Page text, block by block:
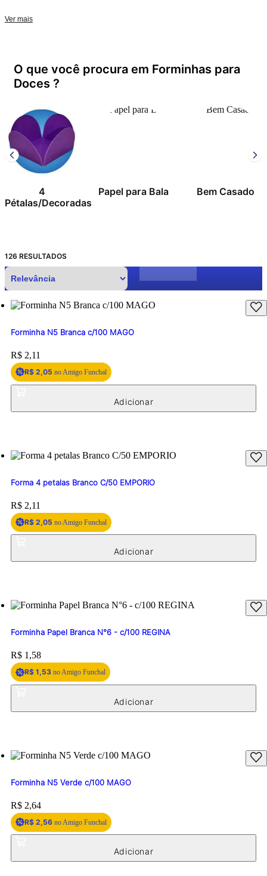
detalhe.
Ver mais
O que você procura em Forminhas para
Doces ?
Papel para Bala Bem Casado
126 RESULTADOS
Forminha N5 Branca c/100 MAGO
Price:
R$ 2,11
R$ 2,05 no Amigo Funchal
Forma 4 petalas Branco C/50 EMPORIO
Price:
R$ 2,11
R$ 2,05 no Amigo Funchal
Forminha Papel Branca N°6 - c/100 REGINA
Price:
R$ 1,58
R$ 1,53 no Amigo Funchal
Forminha N5 Verde c/100 MAGO
Price:
R$ 2,64
R$ 2,56 no Amigo Funchal